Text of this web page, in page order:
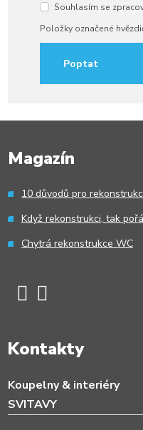
Souhlasím
zpracováním
osobních
Souhlasím se
Položky označené
Poptat
se
odeslat.
Magazín
10 důvodů pro
Když rekonstrukci, tak
Chytrá rekonstrukce WC
Kontakty
Koupelny & interiéry
SVITAVY